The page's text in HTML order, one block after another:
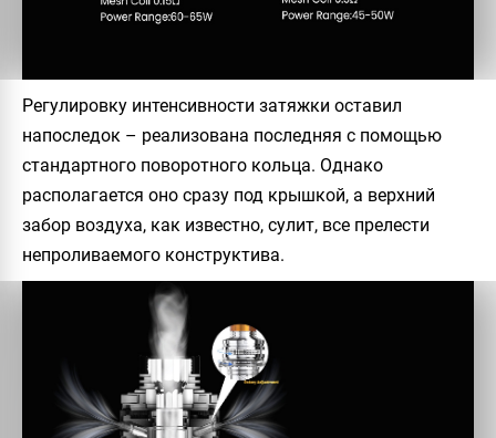
Регулировку интенсивности затяжки оставил
напоследок – реализована последняя с помощью
стандартного поворотного кольца. Однако
располагается оно сразу под крышкой, а верхний
забор воздуха, как известно, сулит, все прелести
непроливаемого конструктива.